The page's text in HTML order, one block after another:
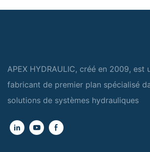
APEX HYDRAULIC, créé en 2009, est
fabricant de premier plan spécialisé
solutions de systèmes hydrauliques